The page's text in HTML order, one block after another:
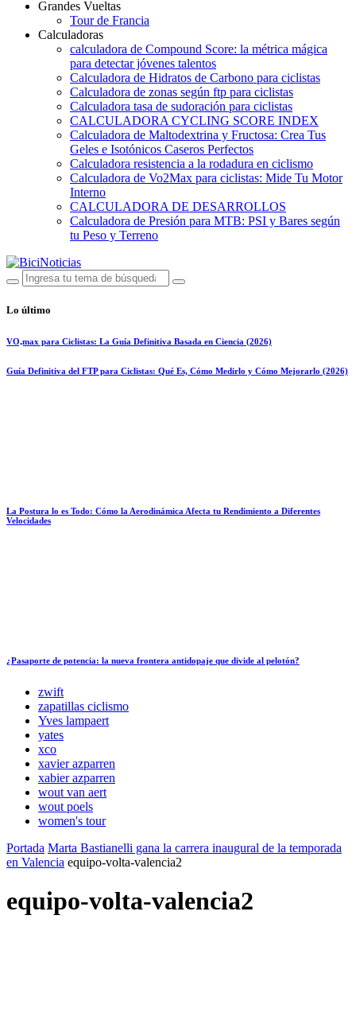
Grandes Vueltas
Tour de Francia
Calculadoras
calculadora de Compound Score: la métrica mágica
para detectar jóvenes talentos
Calculadora de Hidratos de Carbono para ciclistas
Calculadora de zonas según ftp para ciclistas
Calculadora tasa de sudoración para ciclistas
CALCULADORA CYCLING SCORE INDEX
Calculadora de Maltodextrina y Fructosa: Crea Tus
Geles e Isotónicos Caseros Perfectos
Calculadora resistencia a la rodadura en ciclismo
Calculadora de Vo2Max para ciclistas: Mide Tu Motor
Interno
CALCULADORA DE DESARROLLOS
Calculadora de Presión para MTB: PSI y Bares según
tu Peso y Terreno
Lo último
VO₂max para Ciclistas: La Guía Definitiva Basada en Ciencia (2026)
Guía Definitiva del FTP para Ciclistas: Qué Es, Cómo Medirlo y Cómo Mejorarlo (2026)
La Postura lo es Todo: Cómo la Aerodinámica Afecta tu Rendimiento a Diferentes
Velocidades
¿Pasaporte de potencia: la nueva frontera antidopaje que divide al pelotón?
zwift
zapatillas ciclismo
Yves lampaert
yates
xco
xavier azparren
xabier azparren
wout van aert
wout poels
women's tour
Portada Marta Bastianelli gana la carrera inaugural de la temporada
en Valencia equipo-volta-valencia2
equipo-volta-valencia2